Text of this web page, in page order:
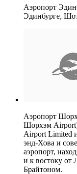
Аэропорт
Эдинбурге,
Аэропорт
Шорхэм
Airport Limited
энд-Хова и
аэропорт,
и к востоку от
Брайтоном.